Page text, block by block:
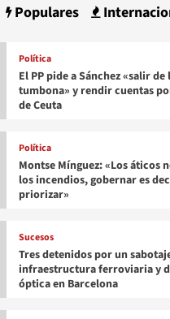
Populares
Política
El PP pide a Sánchez «salir de
tumbona» y rendir cuentas
de Ceuta
Política
Montse Mínguez: «Los áticos
los incendios, gobernar es
priorizar»
Sucesos
Tres detenidos por un
infraestructura ferroviaria y
óptica en Barcelona